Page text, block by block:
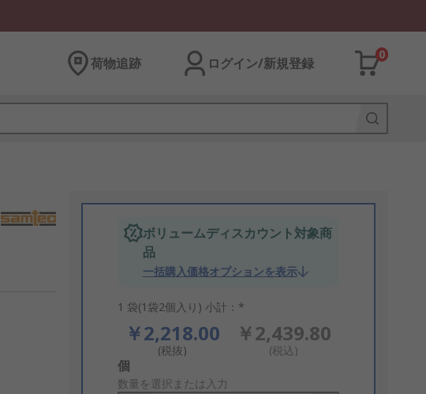
荷物追跡 ログイン/新規登録
0
ボリュームディスカウント対象商
品
一括購入価格オプションを表示
1 袋(1袋2個入り) 小計：*
￥2,218.00
(税抜)
￥2,439.80
(税込)
Add
to
個
数量を選択または入力